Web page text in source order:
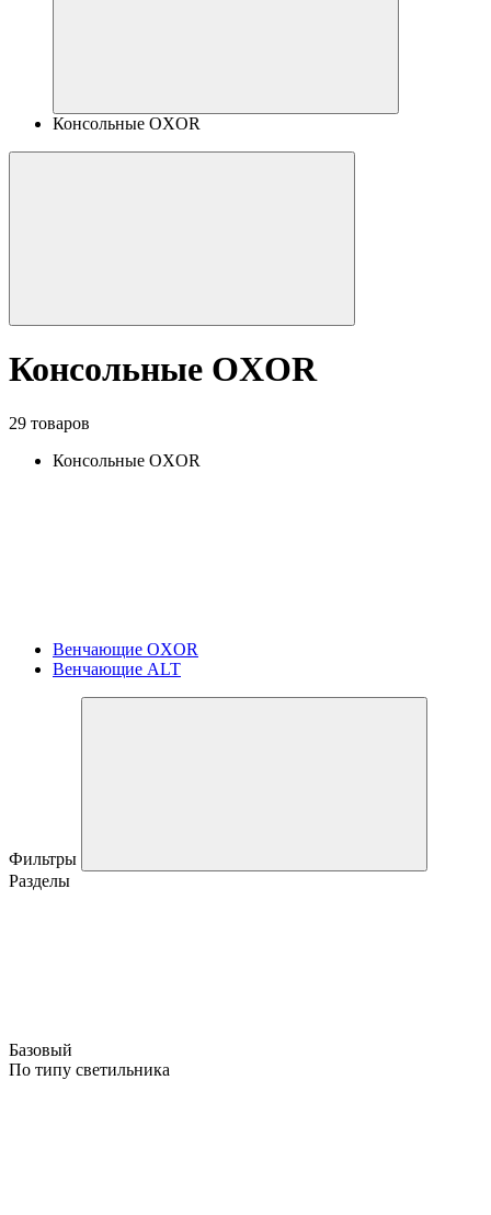
Консольные OXOR
Консольные OXOR
29 товаров
Консольные OXOR
Венчающие OXOR
Венчающие ALT
Фильтры
Разделы
Базовый
По типу светильника